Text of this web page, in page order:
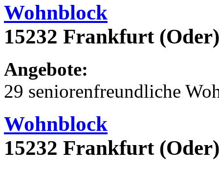
Wohnblock
15232 Frankfurt
Angebote:
29 seniorenfreundliche
Wohnblock
15232 Frankfurt